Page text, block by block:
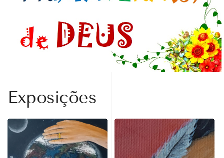
Exposições